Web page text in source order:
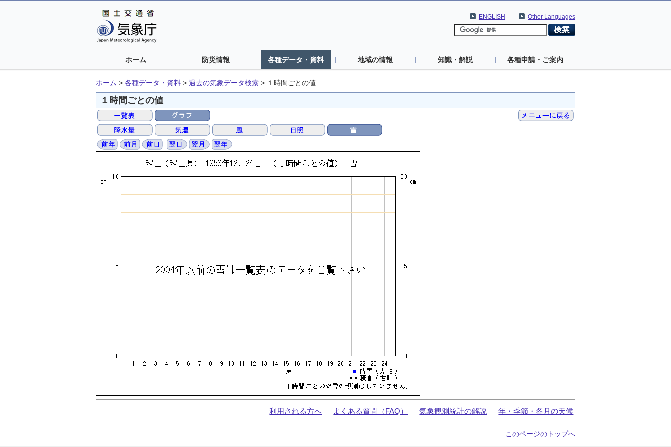
Other Languages
ENGLISH
ホーム 防災情報 各種データ・資料 地域の情報 知識・解説 各種申請・ご案内
ホーム > 各種データ・資料 > 過去の気象データ検索 > １時間ごとの値
１時間ごとの値
利用される方へ よくある質問（FAQ） 気象観測統計の解説 年・季節・各月の天候
このページのトップへ